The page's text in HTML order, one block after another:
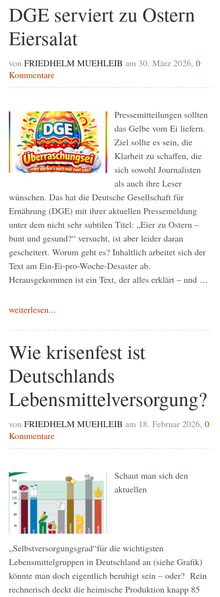
DGE serviert zu Ostern
Eiersalat
von FRIEDHELM MUEHLEIB am 30. März 2026, 0
Kommentare
Pressemitteilungen sollten
das Gelbe vom Ei liefern.
Ziel sollte es sein, die
Klarheit zu schaffen, die
sich sowohl Journalisten
als auch ihre Leser
wünschen. Das hat die Deutsche Gesellschaft für
Ernährung (DGE) mit ihrer aktuellen Pressemeldung
unter dem nicht sehr subtilen Titel: „Eier zu Ostern –
bunt und gesund?“ versucht, ist aber leider daran
gescheitert. Worum geht es? Inhaltlich arbeitet sich der
Text am Ein-Ei-pro-Woche-Desaster ab.
Herausgekommen ist ein Text, der alles erklärt – und …
weiterlesen...
Wie krisenfest ist
Deutschlands
Lebensmittelversorgung?
von FRIEDHELM MUEHLEIB am 18. Februar 2026, 0
Kommentare
Schaut man sich den
aktuellen
„Selbstversorgungsgrad“für die wichtigsten
Lebensmittelgruppen in Deutschland an (siehe Grafik)
könnte man doch eigentlich beruhigt sein – oder? Rein
rechnerisch deckt die heimische Produktion knapp 85